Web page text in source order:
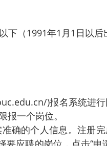
（1991年1月1日以后
)报名系统进
一个岗位。
确的个人信息。注册
要应聘的岗位，点击“申